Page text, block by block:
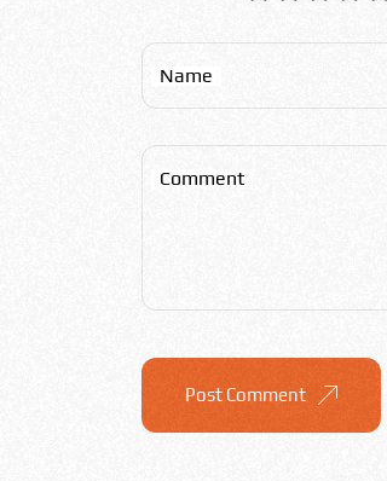
Name
Comment
Post Comment